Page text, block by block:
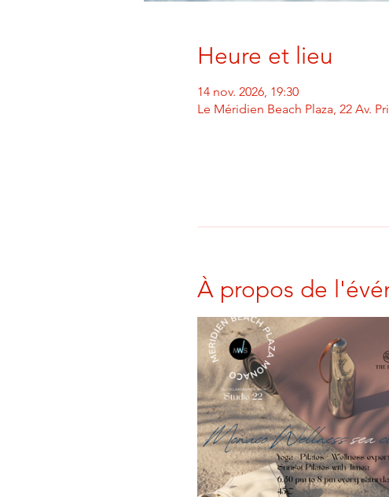
Heure et lieu
14 nov. 2026, 19:30
Le Méridien Beach Plaza, 22 Av.
À propos de